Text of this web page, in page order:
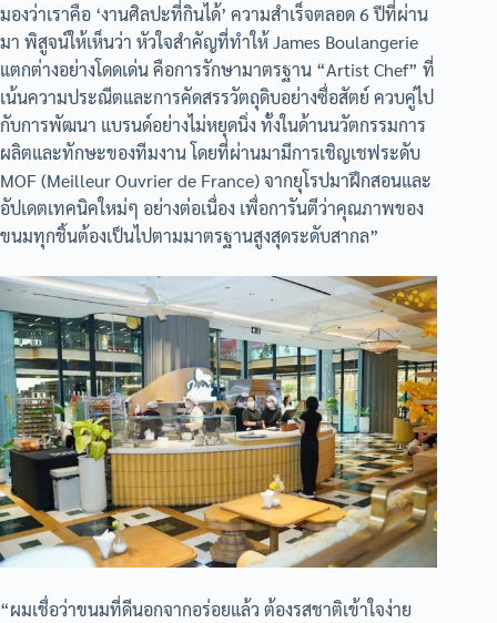
มองว่าเราคือ ‘งานศิลปะที่กินได้’ ความสำเร็จตลอด 6 ปีที่ผ่าน
มา พิสูจน์ให้เห็นว่า หัวใจสำคัญที่ทำให้ James Boulangerie
แตกต่างอย่างโดดเด่น คือการรักษามาตรฐาน “Artist Chef” ที่
เน้นความประณีตและการคัดสรรวัตถุดิบอย่างซื่อสัตย์ ควบคู่ไป
กับการพัฒนา แบรนด์อย่างไม่หยุดนิ่ง ทั้งในด้านนวัตกรรมการ
ผลิตและทักษะของทีมงาน โดยที่ผ่านมามีการเชิญเชฟระดับ
MOF (Meilleur Ouvrier de France) จากยุโรปมาฝึกสอนและ
อัปเดตเทคนิคใหม่ๆ อย่างต่อเนื่อง เพื่อการันตีว่าคุณภาพของ
ขนมทุกชิ้นต้องเป็นไปตามมาตรฐานสูงสุดระดับสากล”
“ผมเชื่อว่าขนมที่ดีนอกจากอร่อยแล้ว ต้องรสชาติเข้าใจง่าย